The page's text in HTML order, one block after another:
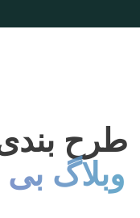
طرح
وبلاگ بی